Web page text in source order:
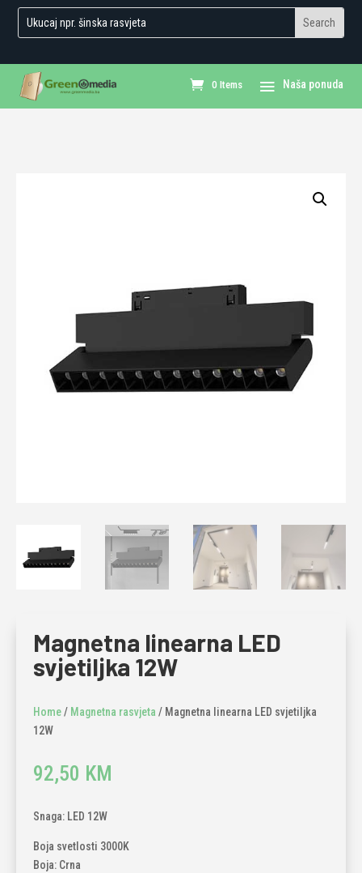
0 Items
Magnetna linearna LED
svjetiljka 12W
Home/ Magnetna rasvjeta / Magnetna linearna LED svjetiljka
12W
92,50 KM
Snaga: LED 12W
Boja svetlosti 3000K
Boja: Crna